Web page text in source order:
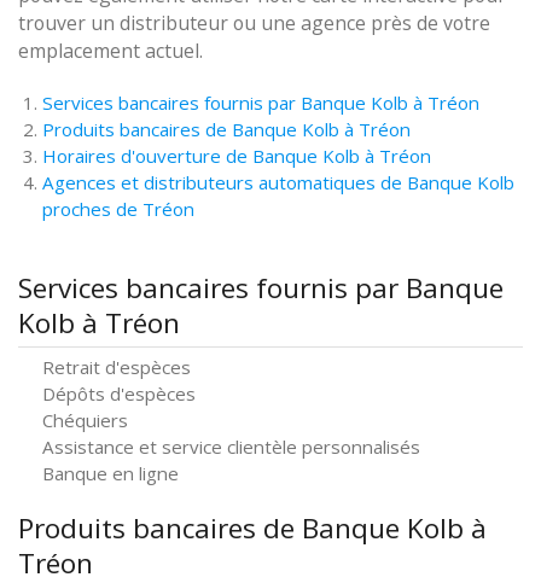
trouver un distributeur ou une agence près de votre
emplacement actuel.
Services bancaires fournis par Banque Kolb à Tréon
Produits bancaires de Banque Kolb à Tréon
Horaires d'ouverture de Banque Kolb à Tréon
Agences et distributeurs automatiques de Banque Kolb
proches de Tréon
Services bancaires fournis par Banque
Kolb à Tréon
Retrait d'espèces
Dépôts d'espèces
Chéquiers
Assistance et service clientèle personnalisés
Banque en ligne
Produits bancaires de Banque Kolb à
Tréon